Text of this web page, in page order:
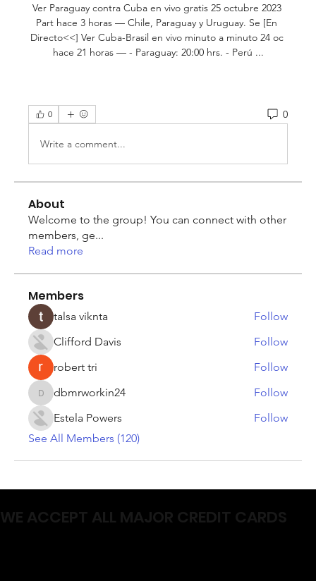
Ver Paraguay contra Cuba en vivo gratis 25 octubre 2023
Part hace 3 horas — Chile, Paraguay y Uruguay. Se [En
Directo<<] Ver Cuba-Brasil en vivo minuto a minuto 24 oc
hace 21 horas — - Paraguay: 20:00 hrs. - Perú ...
0 0
Write a comment...
About
Welcome to the group! You can connect with other
members, ge...
Read more
Members
talsa viknta
Follow
Clifford Davis
Follow
robert tri
Follow
dbmrworkin24
dbmrworkin24
Follow
Estela Powers
Follow
See All Members (120)
WE ACCEPT ALL MAJOR CREDIT CARDS